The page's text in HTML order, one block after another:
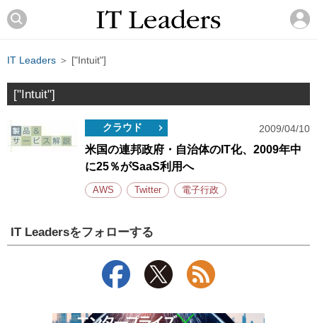
IT Leaders ＞ ["Intuit"]
["Intuit"]
クラウド 2009/04/10
米国の連邦政府・自治体のIT化、2009年中
に25％がSaaS利用へ
AWS Twitter 電子行政
IT Leadersをフォローする